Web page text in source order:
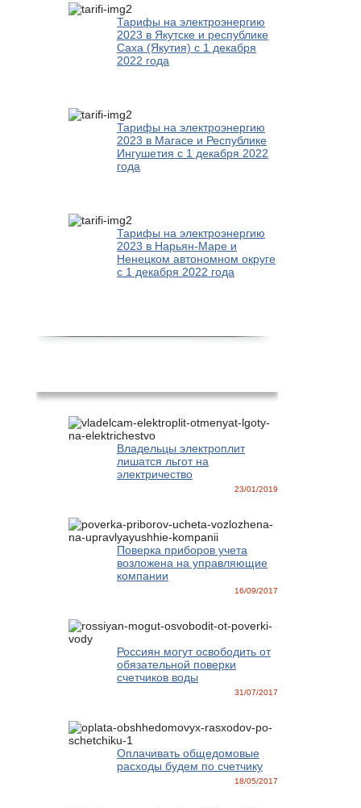
Тарифы на электроэнергию
2023 в Якутске и республике
Саха (Якутия) с 1 декабря
2022 года
Тарифы на электроэнергию
2023 в Магасе и Республике
Ингушетия с 1 декабря 2022
года
Тарифы на электроэнергию
2023 в Нарьян-Маре и
Ненецком автономном округе
с 1 декабря 2022 года
Владельцы электроплит
лишатся льгот на
электричество
23/01/2019
Поверка приборов учета
возложена на управляющие
компании
16/09/2017
Россиян могут освободить от
обязательной поверки
счетчиков воды
31/07/2017
Оплачивать общедомовые
расходы будем по счетчику
18/05/2017